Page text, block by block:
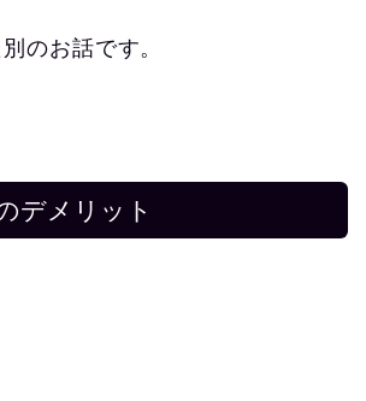
のお話です。
デメリット